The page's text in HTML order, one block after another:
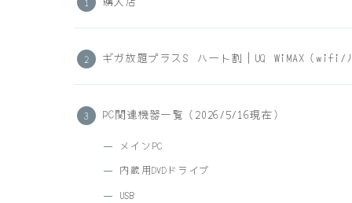
ギガ放題プラスS ハート割｜UQ WiMAX（wifi/
PC関連機器一覧（2026/5/16現在）
メインPC
内蔵用DVDドライブ
USB